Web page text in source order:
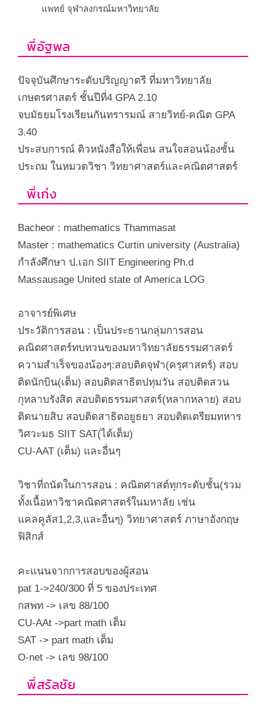
แพทย์ จุฬาลงกรณ์มหาวิทยาลัย
พี่อัฐพล
ปัจจุบันศึกษาระดับปริญญาตรี ที่มหาวิทยาลัย
เกษตรศาสตร์ ชั้นปีที่4 GPA 2.10
จบมัธยมโรงเรียนกันทรารมณ์ สายวิทย์-คณิต GPA
3.40
ประสบการณ์ ติวหนังสือให้เพื่อน สนใจสอนน้องชั้น
ประถม ในหมวดวิชา วิทยาศาสตร์และคณิตศาสตร์
พี่เก่ง
Bacheor : mathematics Thammasat
Master : mathematics Curtin university (Australia)
กำลังศึกษา ป.เอก SIIT Engineering Ph.d
Massausage United state of America LOG
อาจารย์พิเศษ
ประวัติการสอน : เป็นประธานกลุ่มการสอน
คณิตศาสตร์ทบทวนของมหาวิทยาลัยธรรมศาสตร์
ความสำเร็จของน้องๆ:สอบติดจุฬา(ครุศาสตร์) สอบ
ติดนักบิน(เต็ม) สอบติดสาธิตปทุมวัน สอบติดสวน
กุหลาบรังสิต สอบติดธรรมศาสตร์(หลากหลาย) สอบ
ติดนายสิบ สอบติดสาธิตอยูธยา สอบติดเตรียมทหาร
วิศวะมธ SIIT SAT(ได้เต็ม)
CU-AAT (เต็ม) และอื่นๆ
วิชาที่ถนัดในการสอน : คณิตศาสต์ทุกระดับชั้น(รวม
ทั้งเนื้อหาวิชาคณิตศาสตร์ในมหาลัย เช่น
แคลคูลัส1,2,3,และอื่นๆ) วิทยาศาสตร์ ภาษาอังกฤษ
ฟิสิกส์
คะแนนจากการสอบของผู้สอน
pat 1->240/300 ที่ 5 ของประเทศ
กสพท -> เลข 88/100
CU-AAt ->part math เต็ม
SAT -> part math เต็ม
O-net -> เลข 98/100
​พี่สรัลชัย